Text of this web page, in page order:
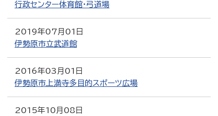
行政センター体育館・弓道場
2019年07月01日
伊勢原市立武道館
2016年03月01日
伊勢原市上満寺多目的スポーツ広場
2015年10月08日